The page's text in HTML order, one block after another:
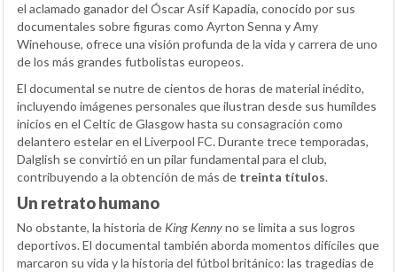
el aclamado ganador del Óscar Asif Kapadia, conocido por sus
documentales sobre figuras como Ayrton Senna y Amy
Winehouse, ofrece una visión profunda de la vida y carrera de uno
de los más grandes futbolistas europeos.
El documental se nutre de cientos de horas de material inédito,
incluyendo imágenes personales que ilustran desde sus humildes
inicios en el Celtic de Glasgow hasta su consagración como
delantero estelar en el Liverpool FC. Durante trece temporadas,
Dalglish se convirtió en un pilar fundamental para el club,
contribuyendo a la obtención de más de treinta títulos.
Un retrato humano
No obstante, la historia de King Kennyno se limita a sus logros
deportivos. El documental también aborda momentos difíciles que
marcaron su vida y la historia del fútbol británico: las tragedias de